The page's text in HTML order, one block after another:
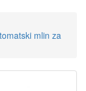
mlin za